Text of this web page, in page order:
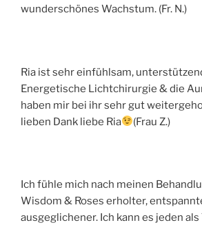
wunderschönes Wachstum. (Fr. N.)
Ria ist sehr einfühlsam,
Energetische Lichtchirurgie & die
haben mir bei ihr sehr gut
lieben Dank liebe Ria
(Frau Z.)
Ich fühle mich nach meinen
Wisdom & Roses erholter,
ausgeglichener. Ich kann es jeden als